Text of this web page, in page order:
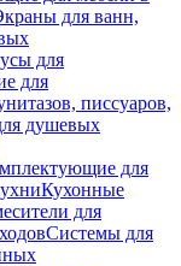
для ванн,
для
для
писсуаров,
душевых
для
Кухонные
для
Системы для